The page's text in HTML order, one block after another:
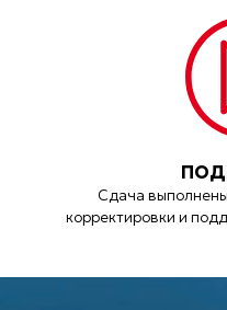
Сдача
корректировки и